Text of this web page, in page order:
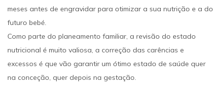
meses antes de engravidar para otimizar a sua nutrição e a do
futuro bebé.
Como parte do planeamento familiar, a revisão do estado
nutricional é muito valiosa, a correção das carências e
excessos é que vão garantir um ótimo estado de saúde quer
na conceção, quer depois na gestação.